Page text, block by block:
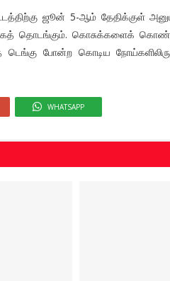
ஜூன் 5-ஆம் தேதிக்குள்
தொடங்கும். கொசுக்களைக்
போன்ற கொடிய
WHATSAPP